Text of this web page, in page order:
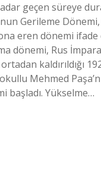
geçen süreye
Gerileme
eren dönemi
dönemi, Rus
kaldırıldığı
Mehmed
başladı. Yükselme…